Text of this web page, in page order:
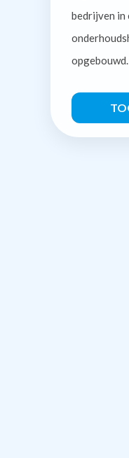
bedrijven in
opgebouwd.